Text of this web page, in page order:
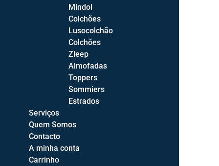
Cabeceiras de Cama
Elementos
Mesas de Cabeceira
Cómodas
Camiseiros
Roupeiros
Espelhos
Toucadores
Quartos
Quartos Bébé
Quartos Juvenis
Mindol
Colchões
Lusocolchão
Colchões
Zleep
Almofadas
Toppers
Sommiers
Estrados
Serviços
Quem Somos
Contacto
A minha conta
Carrinho